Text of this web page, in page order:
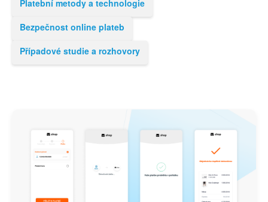
Platební metody a technologie
Bezpečnost online plateb
Případové studie a rozhovory